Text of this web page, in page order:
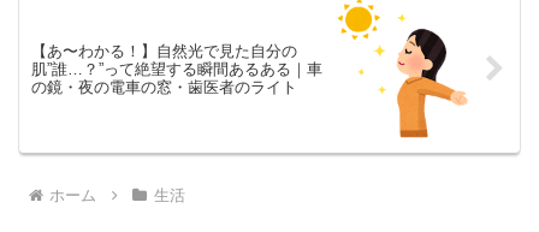
【あ〜わかる！】自然光で見た自分の
肌”誰…？”って絶望する瞬間あるある｜車
の鏡・夜の電車の窓・歯医者のライト
ホーム 生活